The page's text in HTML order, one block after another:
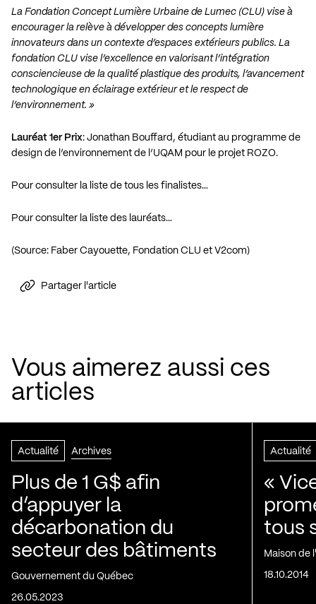
La Fondation Concept Lumière Urbaine de Lumec (CLU) vise à
encourager la relève à développer des concepts lumière
innovateurs dans un contexte d’espaces extérieurs publics. La
fondation CLU vise l’excellence en valorisant l’intégration
consciencieuse de la qualité plastique des produits, l’avancement
technologique en éclairage extérieur et le respect de
l’environnement. »
Lauréat 1er Prix: Jonathan Bouffard, étudiant au programme de
design de l’environnement de l’UQAM pour le projet ROZO.
Pour consulter la liste de tous les finalistes…
Pour consulter la liste des lauréats…
(Source: Faber Cayouette, Fondation CLU et V2com)
Partager l'article
Vous aimerez aussi ces
articles
Actualité Archives
Plus de 1 G$ afin
d’appuyer la
décarbonation du
secteur des bâtiments
Gouvernement du Québec
26.05.2023
Actualité
«
tous
Maison de
18.10.2014